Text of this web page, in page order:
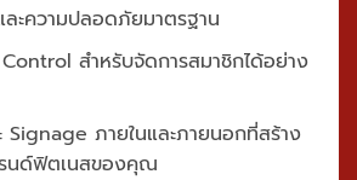
ละความปลอดภัยมาตรฐาน
สำหรับจัดการสมาชิกได้อย่าง
Signage ภายในและภายนอกที่สร้าง
ด์ฟิตเนสของคุณ